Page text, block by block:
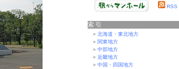
RSS
索引
北海道・東北地方
関東地方
中部地方
近畿地方
中国・四国地方